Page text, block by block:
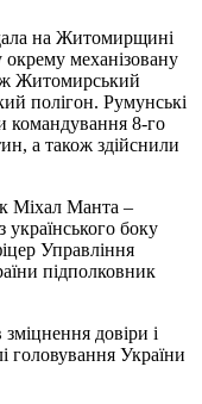
на Житомирщині
механізовану
Житомирський
полігон. Румунські
командування 8-го
а також здійснили
Міхал Манта –
українського боку
Управління
підполковник
довіри і
головування України